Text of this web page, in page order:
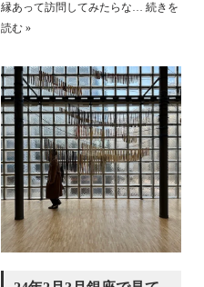
縁あって訪問してみたらな… 続きを
読む »